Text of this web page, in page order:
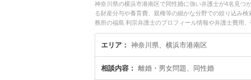
神奈川県の横浜市港南区で同性婚に強い弁護士が4名見つ
る財産分与や養育費、親権等の細かな分野での絞り込み
務所の福島 利宗弁護士のプロフィール情報や弁護士費用
い』『同性婚のトラブル解決の実績豊富な近くの弁護士
者さんにおすすめです。
エリア 神奈川県、横浜市港南区
相談内容 離婚・男女問題、同性婚